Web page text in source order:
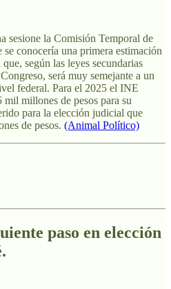
sesione la Comisión Temporal de
conocería una primera estimación
según las leyes secundarias
será muy semejante a un
federal. Para el 2025 el INE
millones de pesos para su
para la elección judicial que
de pesos. (Animal Político)
paso en elección